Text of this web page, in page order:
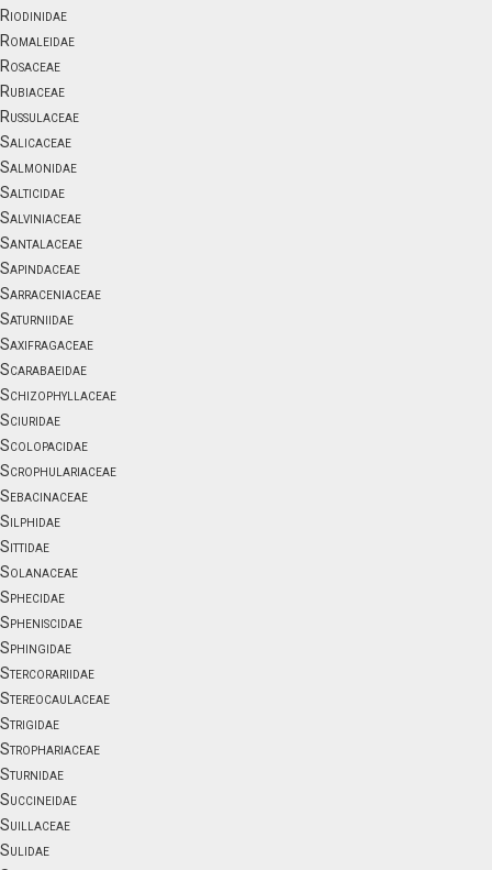
Riodinidae
Romaleidae
Rosaceae
Rubiaceae
Russulaceae
Salicaceae
Salmonidae
Salticidae
Salviniaceae
Santalaceae
Sapindaceae
Sarraceniaceae
Saturniidae
Saxifragaceae
Scarabaeidae
Schizophyllaceae
Sciuridae
Scolopacidae
Scrophulariaceae
Sebacinaceae
Silphidae
Sittidae
Solanaceae
Sphecidae
Spheniscidae
Sphingidae
Stercorariidae
Stereocaulaceae
Strigidae
Strophariaceae
Sturnidae
Succineidae
Suillaceae
Sulidae